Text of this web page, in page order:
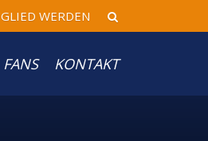
WERDEN
FANS KONTAKT